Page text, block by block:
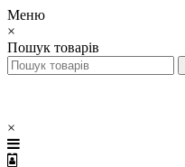
Меню
×
Пошук товарів
×